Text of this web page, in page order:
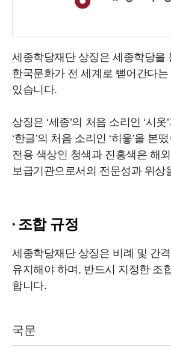
세종학당재단 상징은 세종학당을
한국문화가 전 세계로 뻗어간다
있습니다.
상징은 ‘세종’의 처음 소리인 ‘시옷’
‘한글’의 처음 소리인 ‘히읗’을 본
전용 색상인 청색과 진홍색은 해
보급기관으로서의 전문성과 위상
조합 규정
세종학당재단 상징은 비례 및 간
유지해야 하며, 반드시 지정한 조
합니다.
국문